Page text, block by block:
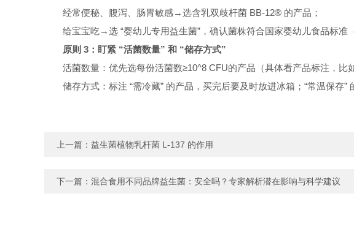
经常便秘、腹泻、肠胃敏感→选含乳双歧杆菌 BB-12® 的产品；
给宝宝吃→选 “婴幼儿专用益生菌”，确认菌株符合国家婴幼儿食品标准
原则 3：盯紧 “活菌数量” 和 “储存方式”
活菌数量：优先选每份活菌数≥10^8 CFU的产品（具体看产品标注，比
储存方式：标注 “需冷藏” 的产品，买完后要及时放进冰箱；“常温保存
上一篇： 益生菌植物乳杆菌 L-137 的作用
下一篇： 混合食用不同品牌益生菌：安全吗？专家解析潜在影响与科学建议